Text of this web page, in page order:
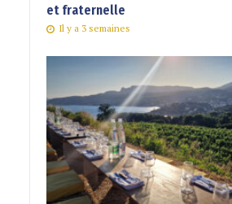
et fraternelle
Il y a 3 semaines